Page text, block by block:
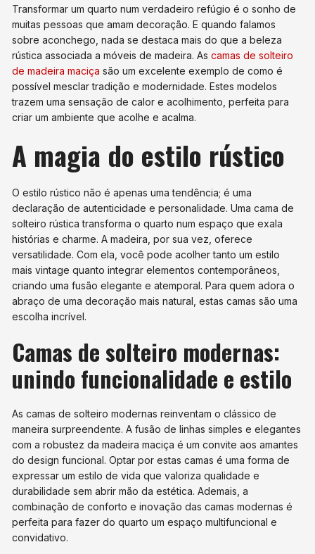
Transformar um quarto num verdadeiro refúgio é o sonho de
muitas pessoas que amam decoração. E quando falamos
sobre aconchego, nada se destaca mais do que a beleza
rústica associada a móveis de madeira. Ascamas de solteiro
de madeira maciça são um excelente exemplo de como é
possível mesclar tradição e modernidade. Estes modelos
trazem uma sensação de calor e acolhimento, perfeita para
criar um ambiente que acolhe e acalma.
A magia do estilo rústico
O estilo rústico não é apenas uma tendência; é uma
declaração de autenticidade e personalidade. Uma cama de
solteiro rústica transforma o quarto num espaço que exala
histórias e charme. A madeira, por sua vez, oferece
versatilidade. Com ela, você pode acolher tanto um estilo
mais vintage quanto integrar elementos contemporâneos,
criando uma fusão elegante e atemporal. Para quem adora o
abraço de uma decoração mais natural, estas camas são uma
escolha incrível.
Camas de solteiro modernas:
unindo funcionalidade e estilo
As camas de solteiro modernas reinventam o clássico de
maneira surpreendente. A fusão de linhas simples e elegantes
com a robustez da madeira maciça é um convite aos amantes
do design funcional. Optar por estas camas é uma forma de
expressar um estilo de vida que valoriza qualidade e
durabilidade sem abrir mão da estética. Ademais, a
combinação de conforto e inovação das camas modernas é
perfeita para fazer do quarto um espaço multifuncional e
convidativo.